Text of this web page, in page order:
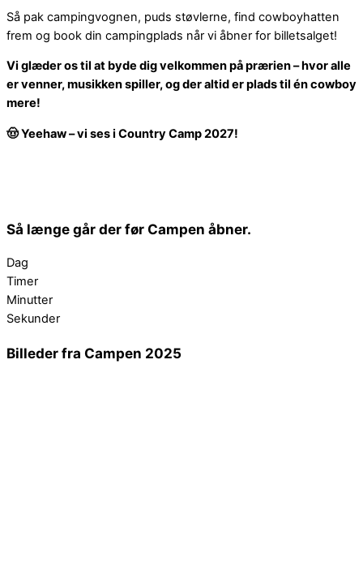
Så pak campingvognen, puds støvlerne, find cowboyhatten
frem og book din campingplads når vi åbner for billetsalget!
Vi glæder os til at byde dig velkommen på prærien – hvor alle
er venner, musikken spiller, og der altid er plads til én cowboy
mere!
🤠Yeehaw – vi ses i Country Camp 2027!
Så længe går der før Campen åbner.
Dag
Timer
Minutter
Sekunder
Billeder fra Campen 2025